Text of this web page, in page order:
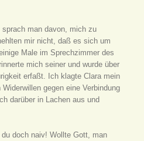
man davon, mich zu
mir nicht, daß es sich um
Male im Sprechzimmer des
mich seiner und wurde über
erfaßt. Ich klagte Clara mein
Widerwillen gegen eine Verbindung
darüber in Lachen aus und
doch naiv! Wollte Gott, man